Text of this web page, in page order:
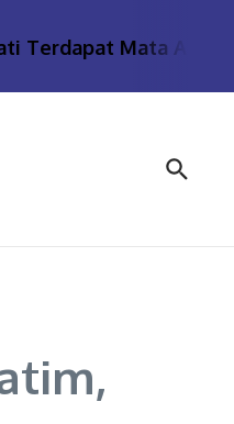
Mata Air Panas